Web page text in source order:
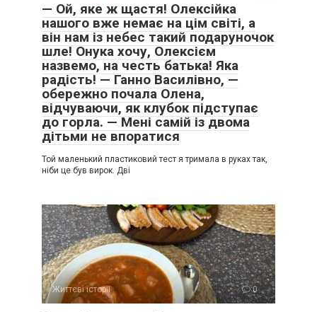
— Ой, яке ж щастя! Олексійка
нашого вже немає на цім світі, а
він нам із небес такий подаруночок
шле! Онука хочу, Олексієм
назвемо, на честь батька! Яка
радість! — Ганно Василівно, —
обережно почала Олена,
відчуваючи, як клубок підступає
до горла. — Мені самій із двома
дітьми не впоратися
Той маленький пластиковий тест я тримала в руках так,
ніби це був вирок. Дві
Життєві історії 0